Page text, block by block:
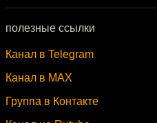
полезные ссылки
Канал в Telegram
Канал в MAX
Группа в Контакте